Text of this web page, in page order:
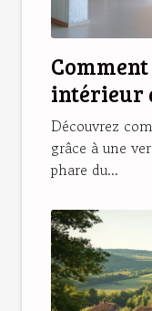
intérieur
sur-
Découvrez
grâce à une
phare du...